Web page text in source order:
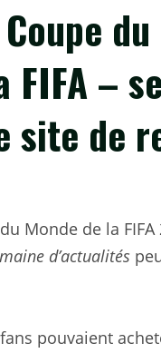
du
FIFA –
site de
Monde de la
d’actualités
pouvaient